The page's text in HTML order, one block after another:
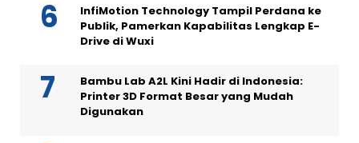
InfiMotion Technology Tampil Perdana ke
Publik, Pamerkan Kapabilitas Lengkap E-
Drive di Wuxi
Bambu Lab A2L Kini Hadir di Indonesia:
Printer 3D Format Besar yang Mudah
Digunakan